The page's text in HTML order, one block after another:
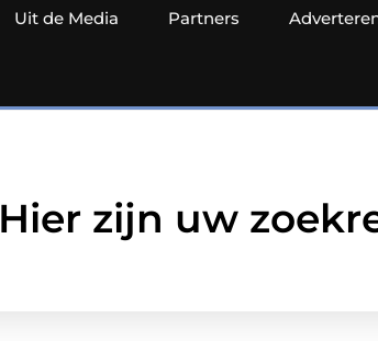
Uit de Media Partners
Hier zijn uw